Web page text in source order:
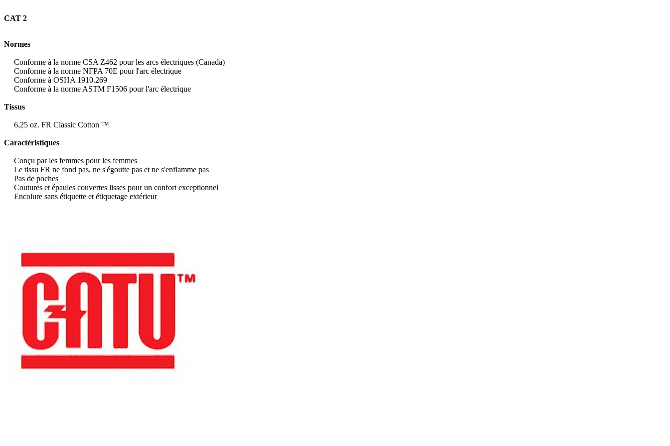
CAT 2
Normes
Conforme à la norme CSA Z462 pour les arcs électriques (Canada)
Conforme à la norme NFPA 70E pour l'arc électrique
Conforme à OSHA 1910.269
Conforme à la norme ASTM F1506 pour l'arc électrique
Tissus
6,25 oz. FR Classic Cotton ™
Caractéristiques
Conçu par les femmes pour les femmes
Le tissu FR ne fond pas, ne s'égoutte pas et ne s'enflamme pas
Pas de poches
Coutures et épaules couvertes lisses pour un confort exceptionnel
Encolure sans étiquette et étiquetage extérieur